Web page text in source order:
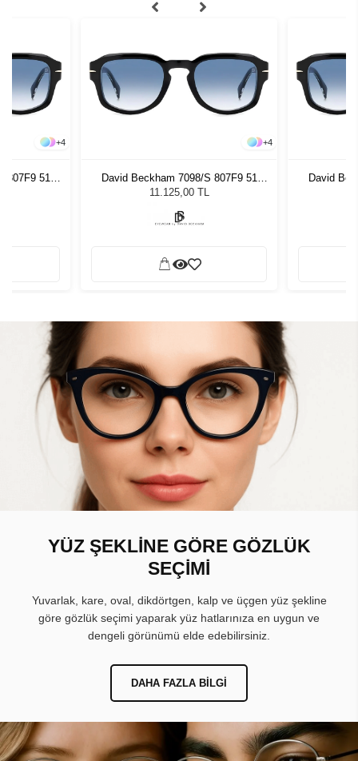
+4
807F9 51
+4
David Beckham 7098/S 807F9 51
Unisex Güneş Gözlüğü
11.125,00 TL
David
YÜZ ŞEKLİNE GÖRE GÖZLÜK
SEÇİMİ
Yuvarlak, kare, oval, dikdörtgen, kalp ve üçgen yüz şekline
göre gözlük seçimi yaparak yüz hatlarınıza en uygun ve
dengeli görünümü elde edebilirsiniz.
DAHA FAZLA BILGI